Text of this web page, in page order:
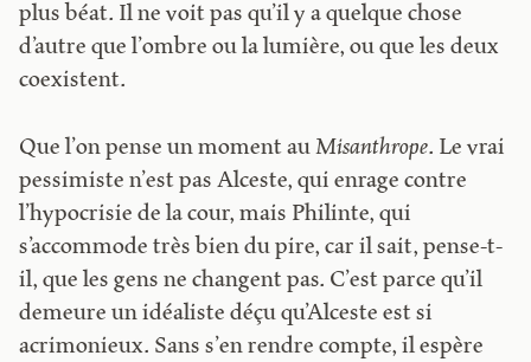
plus béat. Il ne voit pas qu’il y a quelque chose
d’autre que l’ombre ou la lumière, ou que les deux
coexistent.
Que l’on pense un moment auMisanthrope. Le vrai
pessimiste n’est pas Alceste, qui enrage contre
l’hypocrisie de la cour, mais Philinte, qui
s’accommode très bien du pire, car il sait, pense-t-
il, que les gens ne changent pas. C’est parce qu’il
demeure un idéaliste déçu qu’Alceste est si
acrimonieux. Sans s’en rendre compte, il espère